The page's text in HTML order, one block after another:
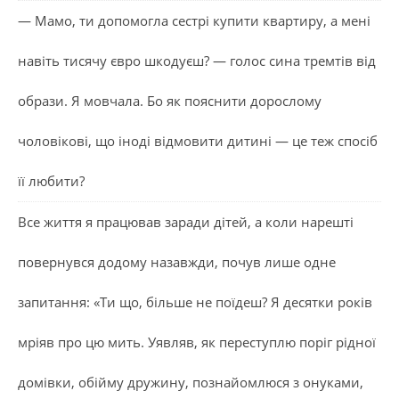
— Мамо, ти допомогла сестрі купити квартиру, а мені
навіть тисячу євро шкодуєш? — голос сина тремтів від
образи. Я мовчала. Бо як пояснити дорослому
чоловікові, що іноді відмовити дитині — це теж спосіб
її любити?
Все життя я працював заради дітей, а коли нарешті
повернувся додому назавжди, почув лише одне
запитання: «Ти що, більше не поїдеш? Я десятки років
мріяв про цю мить. Уявляв, як переступлю поріг рідної
домівки, обійму дружину, познайомлюся з онуками,